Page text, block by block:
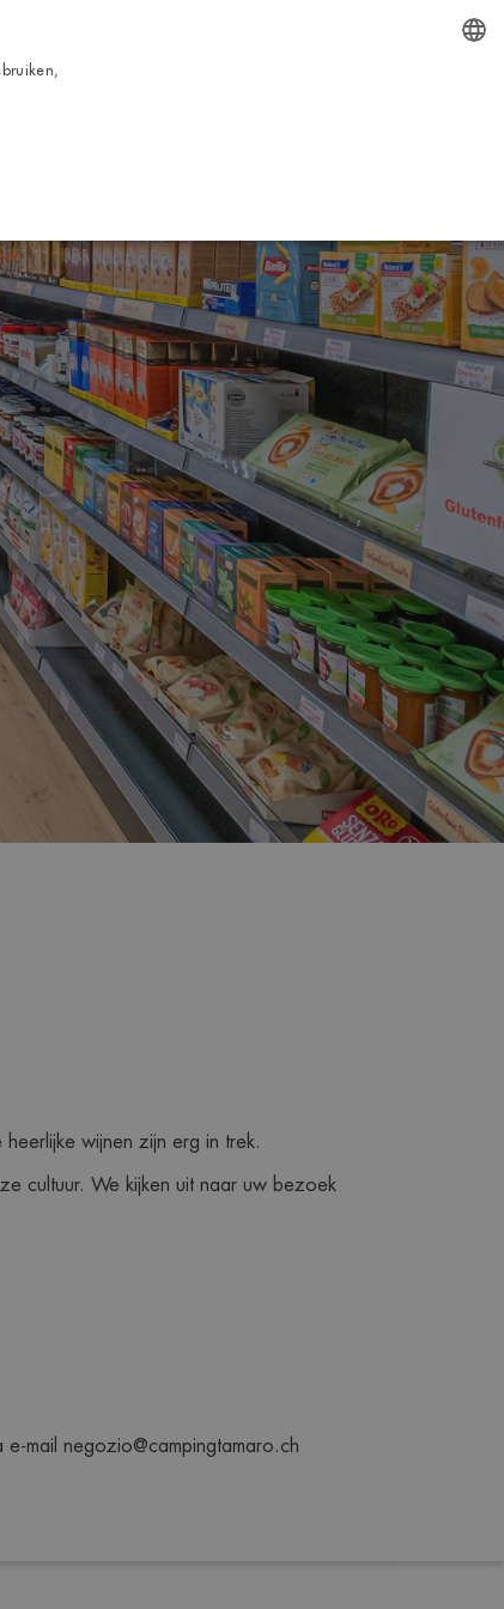
NL
wijnen zijn erg in trek.
cultuur. We kijken uit naar uw bezoek
mail negozio@campingtamaro.ch
GERMAN